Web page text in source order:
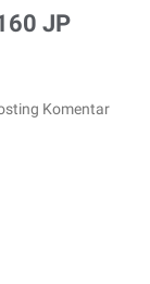
JP
Komentar